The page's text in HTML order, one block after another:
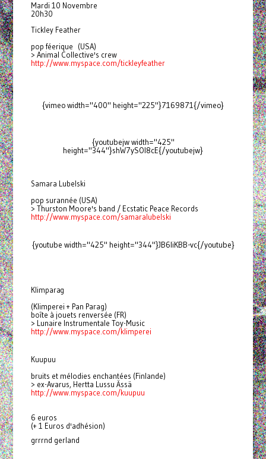
Mardi 10 Novembre
20h30
Tickley Feather
pop féerique (USA)
> Animal Collective's crew
http://www.myspace.com/tickleyfeather
{vimeo width="400" height="225"}7169871{/vimeo}
{youtubejw width="425"
height="344"}shW7ySOl8cE{/youtubejw}
Samara Lubelski
pop surannée (USA)
> Thurston Moore's band / Ecstatic Peace Records
http://www.myspace.com/samaralubelski
{youtube width="425" height="344"}JB6liKBB-vc{/youtube}
Klimparag
(Klimperei + Pan Parag)
boîte à jouets renversée (FR)
> Lunaire Instrumentale Toy-Music
http://www.myspace.com/klimperei
Kuupuu
bruits et mélodies enchantées (Finlande)
> ex-Avarus, Hertta Lussu Ässä
http://www.myspace.com/kuupuu
6 euros
(+ 1 Euros d'adhésion)
grrrnd gerland